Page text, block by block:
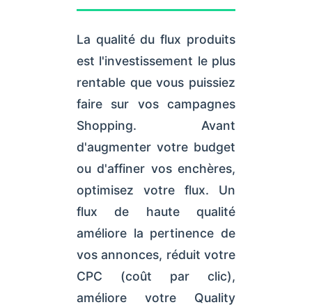
La qualité du flux produits
est l'investissement le plus
rentable que vous puissiez
faire sur vos campagnes
Shopping. Avant
d'augmenter votre budget
ou d'affiner vos enchères,
optimisez votre flux. Un
flux de haute qualité
améliore la pertinence de
vos annonces, réduit votre
CPC (coût par clic),
améliore votre Quality